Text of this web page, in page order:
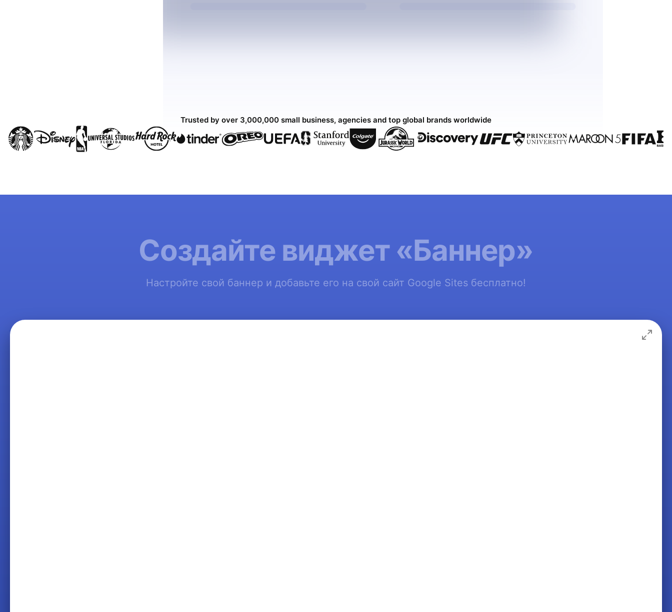
Trusted by over 3,000,000 small business, agencies and top global brands worldwide
Создайте виджет «Баннер»
Настройте свой баннер и добавьте его на свой сайт Google Sites бесплатно!